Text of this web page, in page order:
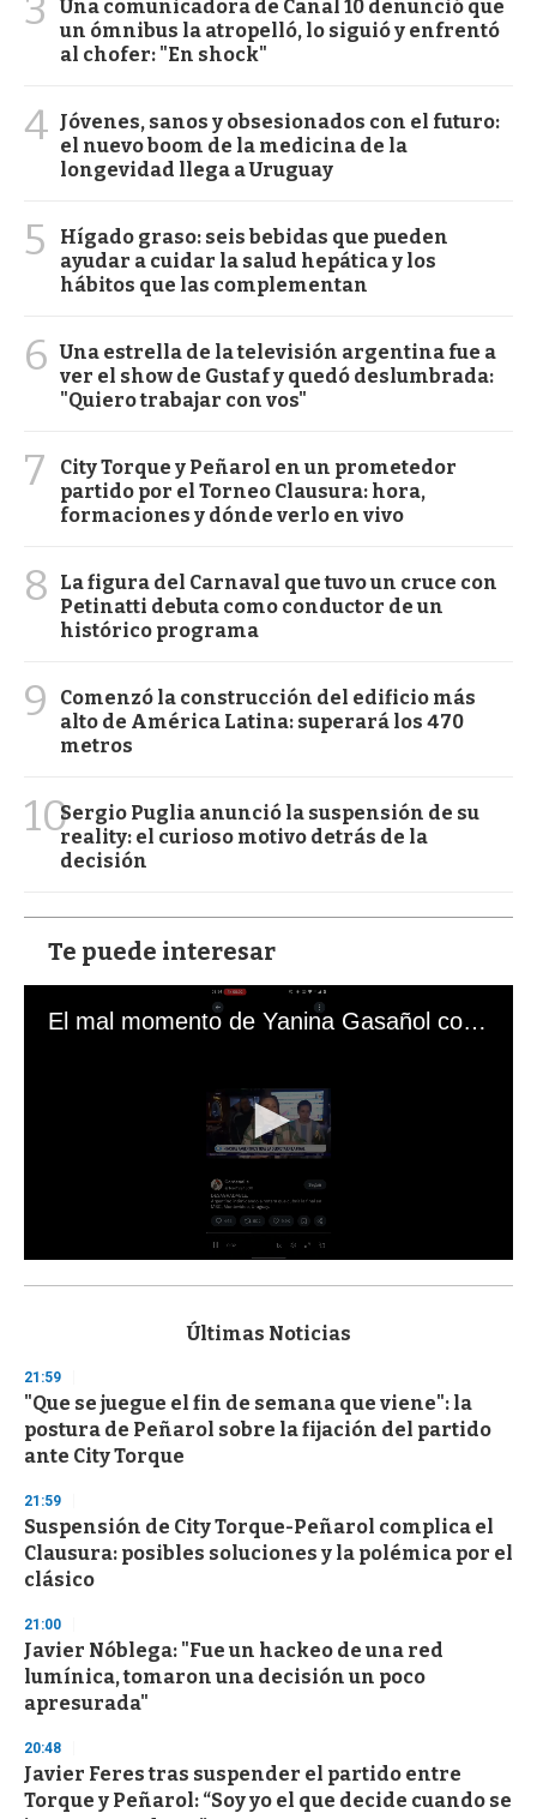
Una comunicadora de Canal 10 denunció que
un ómnibus la atropelló, lo siguió y enfrentó
al chofer: "En shock"
4 Jóvenes, sanos y obsesionados con el futuro:
el nuevo boom de la medicina de la
longevidad llega a Uruguay
5
Hígado graso: seis bebidas que pueden
ayudar a cuidar la salud hepática y los
hábitos que las complementan
6 Una estrella de la televisión argentina fue a
ver el show de Gustaf y quedó deslumbrada:
"Quiero trabajar con vos"
7
City Torque y Peñarol en un prometedor
partido por el Torneo Clausura: hora,
formaciones y dónde verlo en vivo
8
La figura del Carnaval que tuvo un cruce con
Petinatti debuta como conductor de un
histórico programa
9
Comenzó la construcción del edificio más
alto de América Latina: superará los 470
metros
10Sergio Puglia anunció la suspensión de su
reality: el curioso motivo detrás de la
decisión
Te puede interesar
El mal momento de Yanina Gasañol con un hincha argentino en "Subrayado"
s
d
s
o
f
3
s
e
c
o
n
Últimas Noticias
21:59
"Que se juegue el fin de semana que viene": la
postura de Peñarol sobre la fijación del partido
ante City Torque
21:59
Suspensión de City Torque-Peñarol complica el
Clausura: posibles soluciones y la polémica por el
clásico
21:00
Javier Nóblega: "Fue un hackeo de una red
lumínica, tomaron una decisión un poco
apresurada"
20:48
Javier Feres tras suspender el partido entre
Torque y Peñarol: “Soy yo el que decide cuando se